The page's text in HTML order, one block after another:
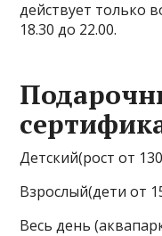
действует только
18.30 до 22.00.
Детский(рост от
Взрослый(дети от
Весь день